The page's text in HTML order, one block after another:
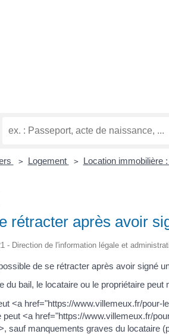
> Logement > Location immobilière
rétracter après avoir
- Direction de l'information légale et
de se rétracter après avoir signé
du bail, le locataire ou le propriétaire
<a href="https://www.villemeux.fr/
peut <a href="https://www.villemeux.fr/
sauf manquements graves du locataire